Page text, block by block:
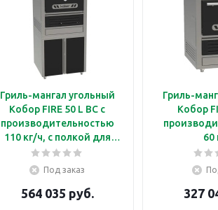
Гриль-мангал угольный
Кобор FIRE 50 L BC с
производительностью
110 кг/ч, с полкой для
подогрева и подставкой
Под заказ
564 035 руб.
Гриль-
Кобор
60
327